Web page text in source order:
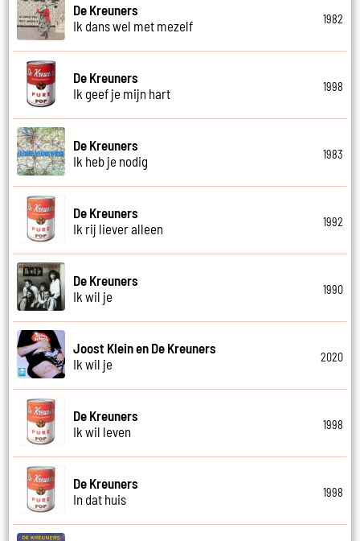
De Kreuners
Ik dans wel met mezelf
1982
De Kreuners
Ik geef je mijn hart
1998
De Kreuners
Ik heb je nodig
1983
De Kreuners
Ik rij liever alleen
1992
De Kreuners
Ik wil je
1990
Joost Klein en De Kreuners
Ik wil je
2020
De Kreuners
Ik wil leven
1998
De Kreuners
In dat huis
1998